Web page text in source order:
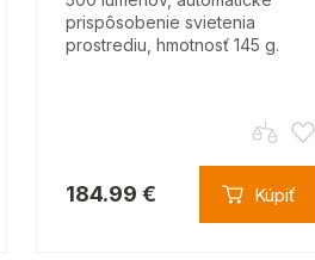
prispôsobenie svietenia
prostrediu, hmotnosť 145 g.
184.99 € Kúpiť